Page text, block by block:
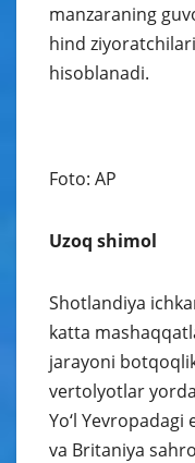
manzaraning
hind
hisoblanadi.
Foto: AP
Uzoq shimol
Shotlandiya
katta
jarayoni
vertolyotlar
Yo‘l
va Britaniya